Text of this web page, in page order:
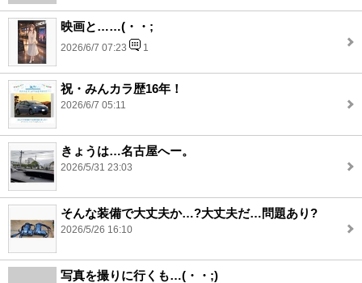
映画と……(・・;
2026/6/7 07:23 1
祝・みんカラ歴16年！
2026/6/7 05:11
きょうは…名古屋へー。
2026/5/31 23:03
そんな装備で大丈夫か…?大丈夫だ…問題あり?
2026/5/26 16:10
写真を撮りに行くも…(・・;)